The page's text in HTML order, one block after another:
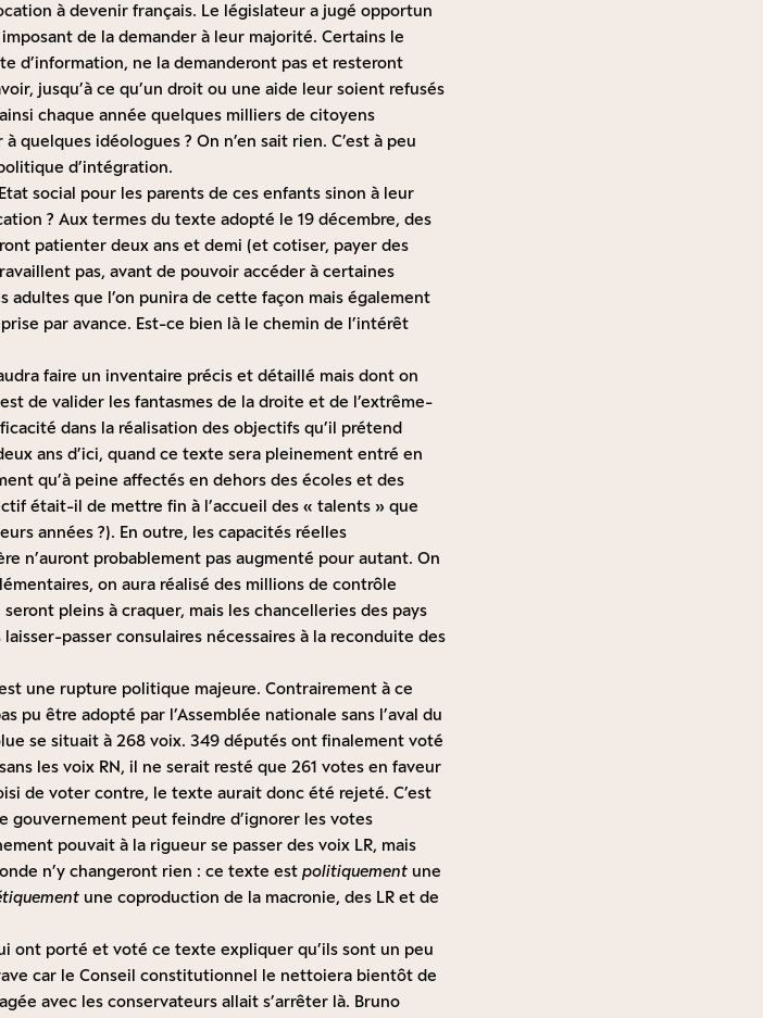
à devenir français. Le législateur a jugé opportun
de la demander à leur majorité. Certains le
d’information, ne la demanderont pas et resteront
jusqu’à ce qu’un droit ou une aide leur soient refusés
chaque année quelques milliers de citoyens
quelques idéologues ? On n’en sait rien. C’est à peu
d’intégration.
social pour les parents de ces enfants sinon à leur
? Aux termes du texte adopté le 19 décembre, des
patienter deux ans et demi (et cotiser, payer des
pas, avant de pouvoir accéder à certaines
adultes que l’on punira de cette façon mais également
par avance. Est-ce bien là le chemin de l’intérêt
faire un inventaire précis et détaillé mais dont on
de valider les fantasmes de la droite et de l’extrême-
dans la réalisation des objectifs qu’il prétend
ans d’ici, quand ce texte sera pleinement entré en
qu’à peine affectés en dehors des écoles et des
était-il de mettre fin à l’accueil des « talents » que
années ?). En outre, les capacités réelles
n’auront probablement pas augmenté pour autant. On
on aura réalisé des millions de contrôle
pleins à craquer, mais les chancelleries des pays
passer consulaires nécessaires à la reconduite des
une rupture politique majeure. Contrairement à ce
pu être adopté par l’Assemblée nationale sans l’aval du
se situait à 268 voix. 349 députés ont finalement voté
les voix RN, il ne serait resté que 261 votes en faveur
de voter contre, le texte aurait donc été rejeté. C’est
gouvernement peut feindre d’ignorer les votes
pouvait à la rigueur se passer des voix LR, mais
n’y changeront rien : ce texte est politiquement une
une coproduction de la macronie, des LR et de
ont porté et voté ce texte expliquer qu’ils sont un peu
car le Conseil constitutionnel le nettoiera bientôt de
avec les conservateurs allait s’arrêter là. Bruno